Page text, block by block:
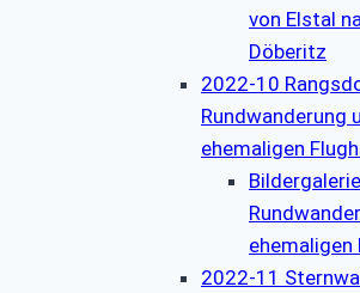
von Elstal
Döberitz
2022-10
Rundwanderung
ehemaligen
ehemaligen
2022-11